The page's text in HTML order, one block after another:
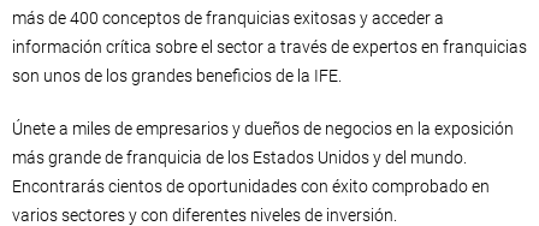
más de 400 conceptos de franquicias exitosas y acceder a
información crítica sobre el sector a través de expertos en franquicias
son unos de los grandes beneficios de la IFE.
Únete a miles de empresarios y dueños de negocios en la exposición
más grande de franquicia de los Estados Unidos y del mundo.
Encontrarás cientos de oportunidades con éxito comprobado en
varios sectores y con diferentes niveles de inversión.